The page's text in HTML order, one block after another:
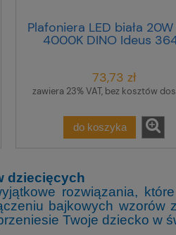
Plafoniera LED biała 20W
4000K DINO Ideus
73,73 zł
zawiera 23% VAT, bez kosztów
do koszyka
dziecięcych
rozwiązania,
bajkowych
Twoje dziecko w